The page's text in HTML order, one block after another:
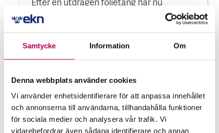
Samtycke Information Om
Denna webbplats använder cookies
Vi använder enhetsidentifierare för att anpassa innehållet
och annonserna till användarna, tillhandahålla funktioner
för sociala medier och analysera vår trafik. Vi
vidarebefordrar även sådana identifierare och annan
Efter en utdragen följetång har nu
Storbritannien lämnat EU och ett nytt
handelsavtal finns på plats. EKN frågade
Christopher Wingård på
exportföretag – och hur man vänder
krångel till konkurrensfördel.
möjlig­het”